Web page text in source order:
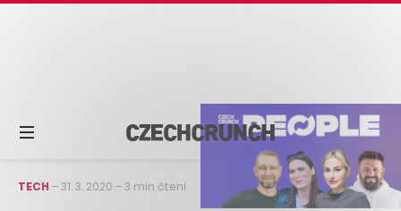
TECH –31. 3. 2020 –3 min čtení